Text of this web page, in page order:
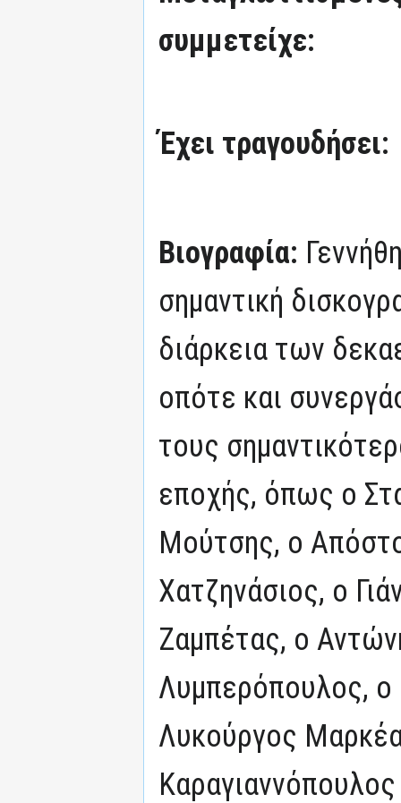
συμμετείχε:
Έχει τραγουδήσει:
Βιογραφία:
σημαντική
διάρκεια των
οπότε και
τους
εποχής, όπως ο
Μούτσης, ο
Χατζηνάσιος, ο
Ζαμπέτας, ο
Λυμπερόπουλος, ο
Λυκούργος